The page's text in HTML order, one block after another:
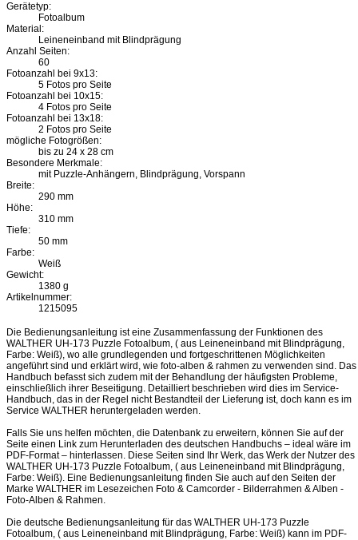
Gerätetyp:
Fotoalbum
Material:
Leineneinband mit Blindprägung
Anzahl Seiten:
60
Fotoanzahl bei 9x13:
5 Fotos pro Seite
Fotoanzahl bei 10x15:
4 Fotos pro Seite
Fotoanzahl bei 13x18:
2 Fotos pro Seite
mögliche Fotogrößen:
bis zu 24 x 28 cm
Besondere Merkmale:
mit Puzzle-Anhängern, Blindprägung, Vorspann
Breite:
290 mm
Höhe:
310 mm
Tiefe:
50 mm
Farbe:
Weiß
Gewicht:
1380 g
Artikelnummer:
1215095
Die Bedienungsanleitung ist eine Zusammenfassung der Funktionen des
WALTHER UH-173 Puzzle Fotoalbum, ( aus Leineneinband mit Blindprägung,
Farbe: Weiß), wo alle grundlegenden und fortgeschrittenen Möglichkeiten
angeführt sind und erklärt wird, wie foto-alben & rahmen zu verwenden sind. Das
Handbuch befasst sich zudem mit der Behandlung der häufigsten Probleme,
einschließlich ihrer Beseitigung. Detailliert beschrieben wird dies im Service-
Handbuch, das in der Regel nicht Bestandteil der Lieferung ist, doch kann es im
Service WALTHER heruntergeladen werden.
Falls Sie uns helfen möchten, die Datenbank zu erweitern, können Sie auf der
Seite einen Link zum Herunterladen des deutschen Handbuchs – ideal wäre im
PDF-Format – hinterlassen. Diese Seiten sind Ihr Werk, das Werk der Nutzer des
WALTHER UH-173 Puzzle Fotoalbum, ( aus Leineneinband mit Blindprägung,
Farbe: Weiß). Eine Bedienungsanleitung finden Sie auch auf den Seiten der
Marke WALTHER im Lesezeichen Foto & Camcorder - Bilderrahmen & Alben -
Foto-Alben & Rahmen.
Die deutsche Bedienungsanleitung für das WALTHER UH-173 Puzzle
Fotoalbum, ( aus Leineneinband mit Blindprägung, Farbe: Weiß) kann im PDF-